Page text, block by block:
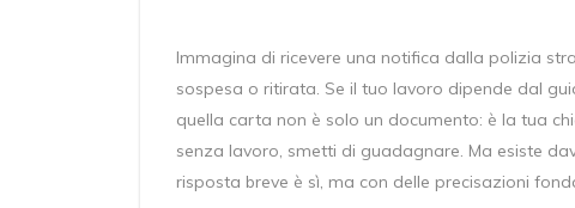
Immagina di ricevere una notifica dalla polizia
sospesa o ritirata. Se il tuo lavoro dipende dal
quella carta non è solo un documento: è la tua
senza lavoro, smetti di guadagnare. Ma esiste
risposta breve è sì, ma con delle precisazioni